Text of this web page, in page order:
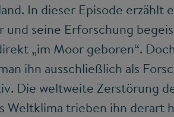
In dieser Episode erzählt
und seine Erforschung
„im Moor geboren“.
ihn ausschließlich als
Die weltweite Zerstörung
Weltklima trieben ihn derart